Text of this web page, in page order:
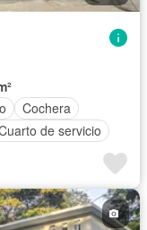
Cochera
de servicio